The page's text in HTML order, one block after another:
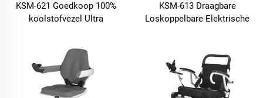
KSM-621 Goedkoop 100%
koolstofvezel Ultra
langeafstands vliegtuigen
goedgekeurde elektrische
rolstoel
KSM-613 Draagbare
Loskoppelbare Elektrische
Zware Verplichting met
Afstandsbediening